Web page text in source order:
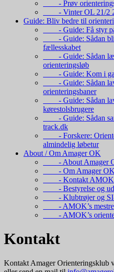
- Prøv
- Vinter OL 21/2
Guide: Bliv bedre til
- Guide: Få styr på
- Guide: Sådan
fællesskabet
- Guide: Sådan
orienteringsløb
- Guide: Kom i
- Guide: Sådan
orienteringsbaner
- Guide: Sådan
kørestolsbrugere
- Guide: Sådan
track.dk
- Forskere:
almindelig løbetur
About / Om Amager OK
- About Amager
- Om Amager OK
- Kontakt AMOK
- Bestyrelse og
- Klubtrøjer og
- AMOK’s mestre
- AMOK’s
Kontakt
Kontakt Amager Orienteringsklub